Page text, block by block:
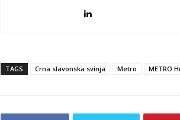
TAGS Crna slavonska svinja Metro METRO